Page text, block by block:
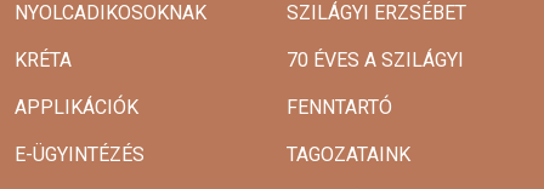
NYOLCADIKOSOKNAK
KRÉTA
APPLIKÁCIÓK
E-ÜGYINTÉZÉS
SZILÁGYI ERZSÉBET
70 ÉVES A SZILÁGYI
FENNTARTÓ
TAGOZATAINK